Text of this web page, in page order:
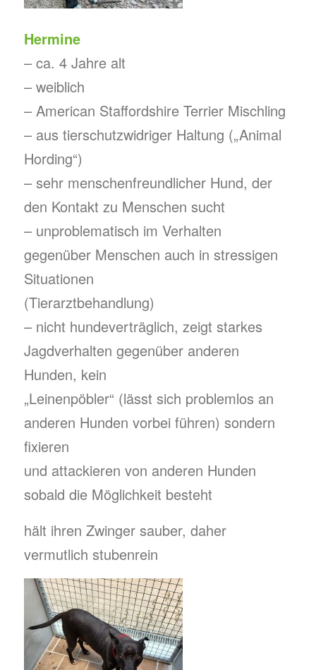
Hermine
– ca. 4 Jahre alt
– weiblich
– American Staffordshire Terrier Mischling
– aus tierschutzwidriger Haltung („Animal
Hording“)
– sehr menschenfreundlicher Hund, der
den Kontakt zu Menschen sucht
– unproblematisch im Verhalten
gegenüber Menschen auch in stressigen
Situationen
(Tierarztbehandlung)
– nicht hundeverträglich, zeigt starkes
Jagdverhalten gegenüber anderen
Hunden, kein
„Leinenpöbler“ (lässt sich problemlos an
anderen Hunden vorbei führen) sondern
fixieren
und attackieren von anderen Hunden
sobald die Möglichkeit besteht
hält ihren Zwinger sauber, daher
vermutlich stubenrein